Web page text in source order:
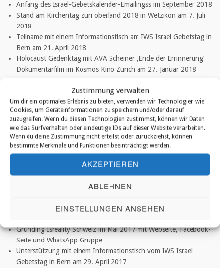
Zustimmung verwalten
Um dir ein optimales Erlebnis zu bieten, verwenden wir Technologien wie
Cookies, um Geräteinformationen zu speichern und/oder darauf
zuzugreifen. Wenn du diesen Technologien zustimmst, können wir Daten
wie das Surfverhalten oder eindeutige IDs auf dieser Website verarbeiten.
Wenn du deine Zustimmung nicht erteilst oder zurückziehst, können
bestimmte Merkmale und Funktionen beeinträchtigt werden.
AKZEPTIEREN
ABLEHNEN
EINSTELLUNGEN ANSEHEN
Anfang des Israel-Gebetskalender-Emailingss im September 2018
Stand am Kirchentag züri oberland 2018 in Wetzikon am 7. Juli
2018
Teilname mit einem Informationstisch am IWS Israel Gebetstag in
Bern am 21. April 2018
Holocaust Gedenktag mit AVA Scheiner ‚Ende der Errinnerung‘
Dokumentarfilm im Kosmos Kino Zürich am 27. Januar 2018
2017 – Das Aufbaujahr
Weihnachst-Aktion / Kampagne mit Angebot im November und
Dezember 2017
Mitglied der Schweizerischen Evangelischen Allianz per Ende
September 2017
Start der Facebookseite im September 2017
Mitorganisation Marsch des Lebens für Israel in Zürich am 11.
September 2017
Unterstützung GPC-Pan-European Prayer Conference in Basel
Isreality Schweiz Club Samstag in Zürich im Mai und in
Gründing Isreality Schweiz im Mai 2017 mit Webseite, Facebook-
Seite und WhatsApp Gruppe
Unterstützung mit einem Informationstisch vom IWS Israel
Gebetstag in Bern am 29. April 2017